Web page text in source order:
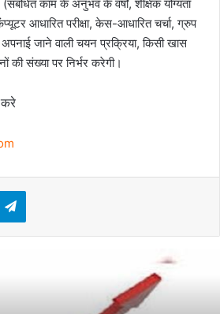
काम के अनुभव के वर्षों, शैक्षिक योग्यता
आधारित परीक्षा, केस-आधारित चर्चा, ग्रुप
जाने वाली चयन प्रक्रिया, किसी खास
की संख्या पर निर्भर करेगी।
Telegram